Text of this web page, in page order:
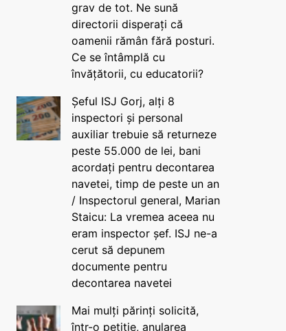
grav de tot. Ne sună
directorii disperați că
oamenii rămân fără posturi.
Ce se întâmplă cu
învățătorii, cu educatorii?
Șeful ISJ Gorj, alți 8
inspectori și personal
auxiliar trebuie să returneze
peste 55.000 de lei, bani
acordați pentru decontarea
navetei, timp de peste un an
/ Inspectorul general, Marian
Staicu: La vremea aceea nu
eram inspector șef. ISJ ne-a
cerut să depunem
documente pentru
decontarea navetei
Mai mulți părinți solicită,
într-o petiție, anularea